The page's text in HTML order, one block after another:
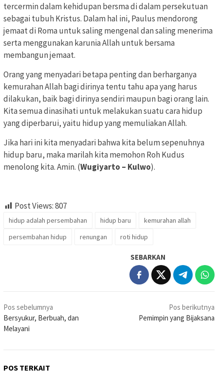
tercermin dalam kehidupan bersma di dalam persekutuan
sebagai tubuh Kristus. Dalam hal ini, Paulus mendorong
jemaat di Roma untuk saling mengenal dan saling menerima
serta menggunakan karunia Allah untuk bersama
membangun jemaat.
Orang yang menyadari betapa penting dan berharganya
kemurahan Allah bagi dirinya tentu tahu apa yang harus
dilakukan, baik bagi dirinya sendiri maupun bagi orang lain.
Kita semua dinasihati untuk melakukan suatu cara hidup
yang diperbarui, yaitu hidup yang memuliakan Allah.
Jika hari ini kita menyadari bahwa kita belum sepenuhnya
hidup baru, maka marilah kita memohon Roh Kudus
menolong kita. Amin. (Wugiyarto – Kulwo).
Post Views:807
hidup adalah persembahan hidup baru
kemurahan allah
persembahan hidup
renungan roti hidup
SEBARKAN
Navigasi
pos
Pos sebelumnya
Bersyukur, Berbuah, dan
Melayani
Pos berikutnya
Pemimpin yang Bijaksana
POS TERKAIT